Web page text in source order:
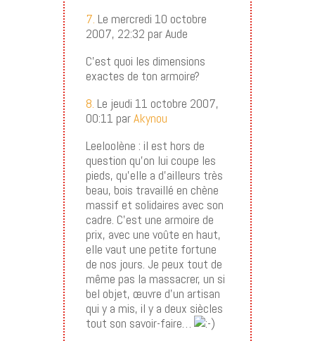
7. Le mercredi 10 octobre
2007, 22:32 par Aude
C’est quoi les dimensions
exactes de ton armoire?
8. Le jeudi 11 octobre 2007,
00:11 parAkynou
Leeloolène : il est hors de
question qu’on lui coupe les
pieds, qu’elle a d’ailleurs très
beau, bois travaillé en chène
massif et solidaires avec son
cadre. C’est une armoire de
prix, avec une voûte en haut,
elle vaut une petite fortune
de nos jours. Je peux tout de
même pas la massacrer, un si
bel objet, œuvre d’un artisan
qui y a mis, il y a deux siècles
tout son savoir-faire…